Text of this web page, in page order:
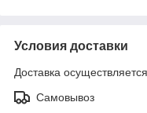
Условия доставки
Доставка
Самовывоз